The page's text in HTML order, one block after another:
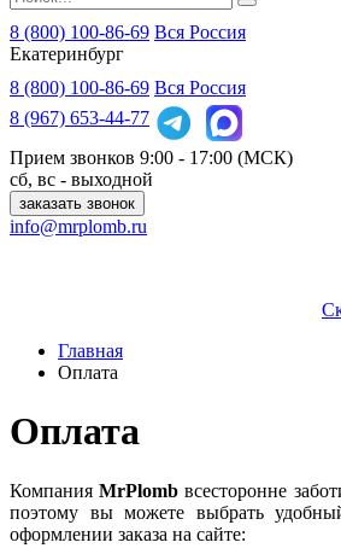
8 (800) 100-86-69 Вся Россия
Екатеринбург
8 (800) 100-86-69 Вся Россия
8 (967) 653-44-77
Прием звонков 9:00 - 17:00 (МСК)
сб, вс - выходной
заказать звонок
info@mrplomb.ru
Главная
Оплата
Оплата
КомпанияMrPlombвсесторонне
поэтому вы можете выбрать
оформлении заказа на сайте: